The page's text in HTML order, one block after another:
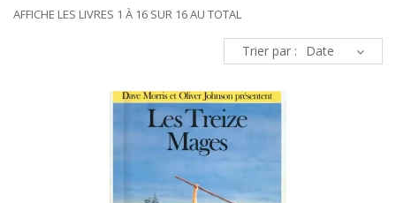
AFFICHE LES LIVRES 1 À 16 SUR 16 AU TOTAL
Trier par :